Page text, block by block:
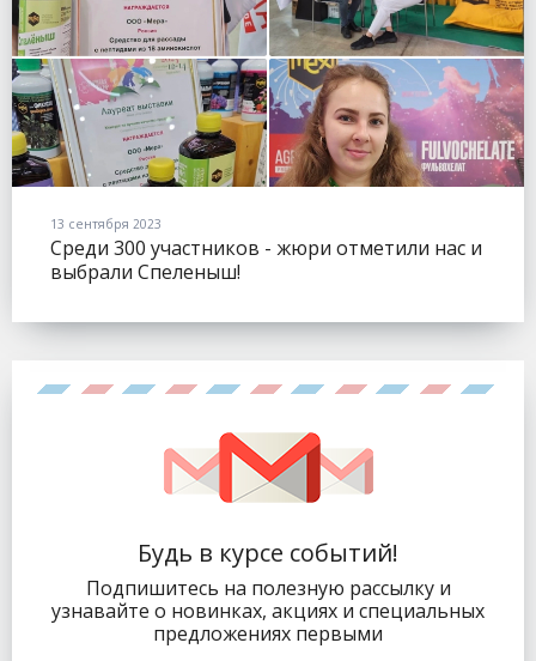
13 сентября 2023
Среди 300 участников - жюри отметили нас и
выбрали Спеленыш!
Будь в курсе событий!
Подпишитесь на полезную рассылку и
узнавайте о новинках, акциях и специальных
предложениях первыми